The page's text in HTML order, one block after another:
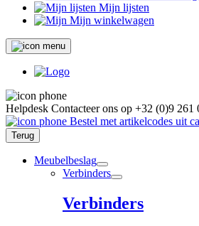
Mijn lijsten
Mijn winkelwagen
Helpdesk Contacteer ons op +32 (0)9 261
Bestel met artikelcodes uit
Terug
Meubelbeslag
Verbinders
Verbinders